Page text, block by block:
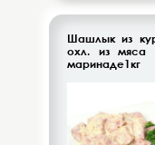
Чай и чайные
Детское питание
Напитки
Шашлык из
охл. из мяса
маринаде1кг